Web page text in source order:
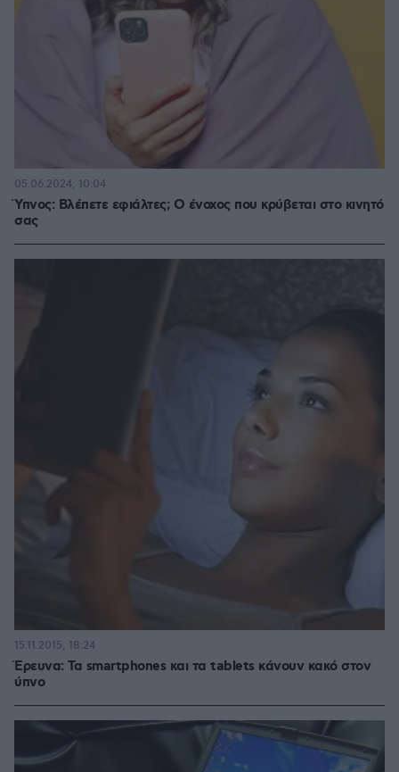
Ύπνος: Βλέπετε εφιάλτες; Ο ένοχος που κρύβεται στο κινητό
σας
05.06.2024, 10:04
Έρευνα: Τα smartphones και τα tablets κάνουν κακό στον
ύπνο
15.11.2015, 18:24